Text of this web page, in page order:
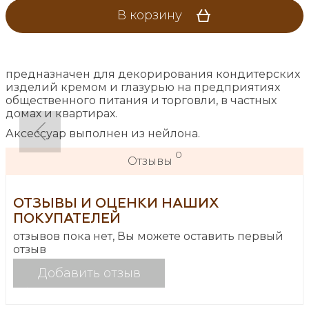
В корзину
предназначен для декорирования кондитерских
изделий кремом и глазурью на предприятиях
общественного питания и торговли, в частных
домах и квартирах.
Аксессуар выполнен из нейлона.
Отзывы 0
ОТЗЫВЫ И ОЦЕНКИ НАШИХ
ПОКУПАТЕЛЕЙ
отзывов пока нет, Вы можете оставить первый
отзыв
Добавить отзыв